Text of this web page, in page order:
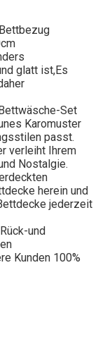
glatt ist,Es
Set
Karomuster
passt.
verleiht Ihrem
Nostalgie.
herein und
jederzeit
und
Kunden 100%